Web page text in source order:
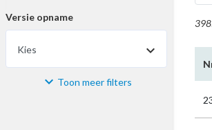
Versie opname
Kies
Materiaal Toon meer filters